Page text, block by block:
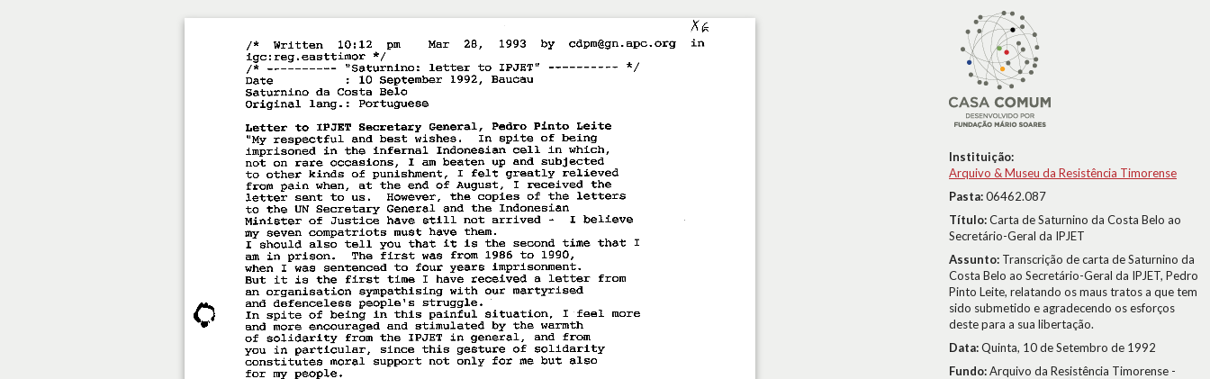
Instituição:
Arquivo & Museu da Resistência Timorense
Pasta:06462.087
Título:Carta de Saturnino da Costa Belo ao
Secretário-Geral da IPJET
Assunto: Transcrição de carta de Saturnino da
Costa Belo ao Secretário-Geral da IPJET, Pedro
Pinto Leite, relatando os maus tratos a que tem
sido submetido e agradecendo os esforços
deste para a sua libertação.
Data:Quinta, 10 de Setembro de 1992
Fundo:Arquivo da Resistência Timorense -